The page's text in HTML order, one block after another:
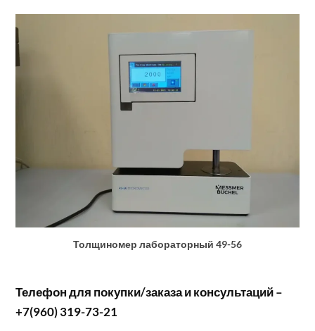
Толщиномер лабораторный 49-56
Телефон для покупки/заказа и консультаций –
+7(960) 319-73-21